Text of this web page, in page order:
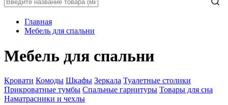
Главная
Мебель для спальни
Мебель для спальни
Кровати Комоды Шкафы Зеркала Туалетные столики
Прикроватные тумбы Спальные гарнитуры Товары для сна
Наматрасники и чехлы